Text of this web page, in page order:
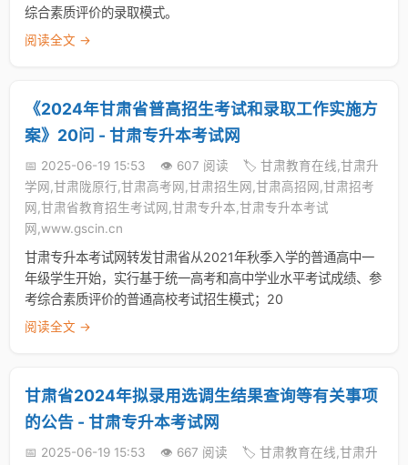
综合素质评价的录取模式。
阅读全文 →
《2024年甘肃省普高招生考试和录取工作实施方
案》20问 - 甘肃专升本考试网
📅 2025-06-19 15:53 👁️ 607 阅读
🏷️ 甘肃教育在线,甘肃升
学网,甘肃陇原行,甘肃高考网,甘肃招生网,甘肃高招网,甘肃招考
网,甘肃省教育招生考试网,甘肃专升本,甘肃专升本考试
网,www.gscin.cn
甘肃专升本考试网转发甘肃省从2021年秋季入学的普通高中一
年级学生开始，实行基于统一高考和高中学业水平考试成绩、参
考综合素质评价的普通高校考试招生模式；20
阅读全文 →
甘肃省2024年拟录用选调生结果查询等有关事项
的公告 - 甘肃专升本考试网
📅 2025-06-19 15:53 👁️ 667 阅读
🏷️ 甘肃教育在线,甘肃升